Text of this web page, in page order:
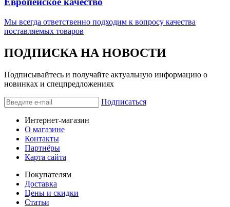
Мы всегда ответственно подходим к вопросу качества
поставляемых товаров
ПОДПИСКА НА НОВОСТИ
Подписывайтесь и получайте актуальную информацию о
новинках и спецпредложениях
Подписаться
Интернет-магазин
О магазине
Контакты
Партнёры
Карта сайта
Покупателям
Доставка
Цены и скидки
Статьи